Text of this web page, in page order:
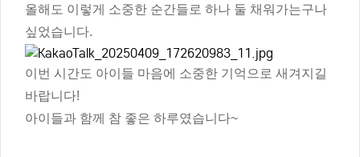
올해도 이렇게 소중한 순간들로 하나 둘 채워가는구나
싶었습니다.
이번 시간도 아이들 마음에 소중한 기억으로 새겨지길
바랍니다!
아이들과 함께 참 좋은 하루였습니다~